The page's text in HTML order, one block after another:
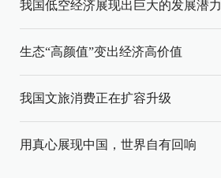
我国低空经济展现出巨大的发展潜力
生态“高颜值”变出经济高价值
我国文旅消费正在扩容升级
用真心展现中国，世界自有回响